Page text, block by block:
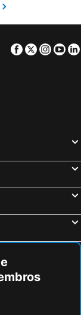
Hotéis
Hotéis
Saxónia Hotéis
Hotéis
Facebook
Twitter